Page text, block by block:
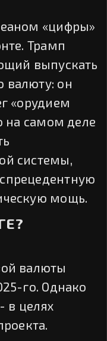
«цифры»
Трамп
выпускать
валюту: он
«орудием
на самом деле
системы,
мощь.
валюты
го. Однако
в целях